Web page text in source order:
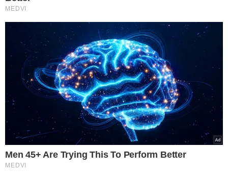
autorizou novas obras, como a conclusão da
Currais à Transcerrados.
Em Bom Jesus, foram inauguradaspavimentações
asfálticas
em diversas ruas, e o governador visitou as
obras em execução narodovia PI-397/Transcerrados
entroncamento com a PI-262, que conecta o município a
Gilbués. Ele também visitou o Centro de Diagnóstico por
Imagens e as obras em andamento da Delegacia
Seccional de Polícia.